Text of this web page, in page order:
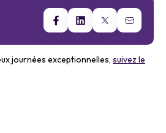
journées exceptionnelles, suivez le